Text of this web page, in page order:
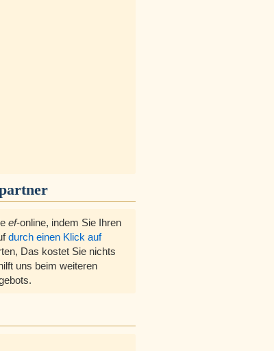
ef-online, indem Sie Ihren
durch einen Klick auf
Das kostet Sie nichts
uns beim weiteren